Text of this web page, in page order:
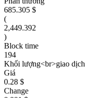
685.305 $
(
2,449.392
)
Block time
194
Khối lượng<br>giao dịch
Giá
0.28 $
Change